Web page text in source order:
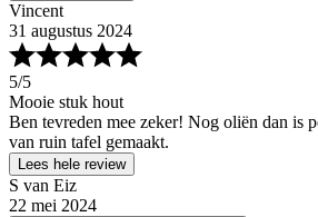
Vincent
31 augustus 2024
5/5
Mooie stuk hout
Ben tevreden mee zeker! Nog oliën dan is
van ruin tafel gemaakt.
Lees hele review
S van Eiz
22 mei 2024